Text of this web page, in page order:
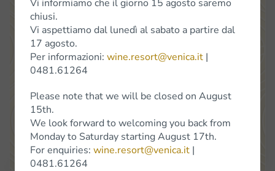
Venica& Venica Società
Standort Cerò 8 34070 Dolegna del Collio (Go)
Unser Verkaufsladen ist von Montag bis Samstag von 9.30 bis 18
Uhr geöffnet, ausgenommen im Januar, wo wir zusätzlich auch am
Samstag geschlossen bleiben.
Google Maps
Vi informiamo che il giorno 15 agosto saremo
chiusi.
Vi aspettiamo dal lunedì al sabato a partire dal
17 agosto.
Per informazioni: wine.resort@venica.it |
0481.61264
Please note that we will be closed on August
15th.
We look forward to welcoming you back from
Monday to Saturday starting August 17th.
For enquiries: wine.resort@venica.it |
0481.61264